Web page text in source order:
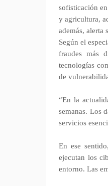
sofisticación
y agricultura,
además, alerta
Según el
fraudes más
tecnologías
de
“En la
semanas. Los
servicios
En ese
ejecutan los
entorno. Las